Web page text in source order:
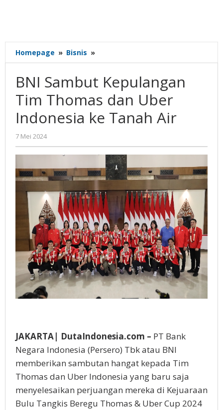
Homepage » Bisnis »
Sambut
Tim
Thomas
dan
Uber
Indonesia
Tanah
Air
BNI Sambut Kepulangan
Tim Thomas dan Uber
Indonesia ke Tanah Air
7 Mei 2024
Gatot
Susanto
JAKARTA| DutaIndonesia.com – PT Bank
Negara Indonesia (Persero) Tbk atau BNI
memberikan sambutan hangat kepada Tim
Thomas dan Uber Indonesia yang baru saja
menyelesaikan perjuangan mereka di Kejuaraan
Bulu Tangkis Beregu Thomas & Uber Cup 2024